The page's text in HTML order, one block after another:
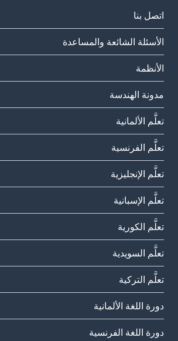
اتصل بنا
الأسئلة الشائعة والمساعدة
الأنظمة
مدونة الهندسة
تعلَّم الألمانية
تعلَّم الفرنسية
تعلَّم الإنجليزية
تعلَّم الإسبانية
تعلَّم الكورية
تعلَّم السويدية
تعلَّم التركية
دورة اللغة الألمانية
دورة اللغة الفرنسية